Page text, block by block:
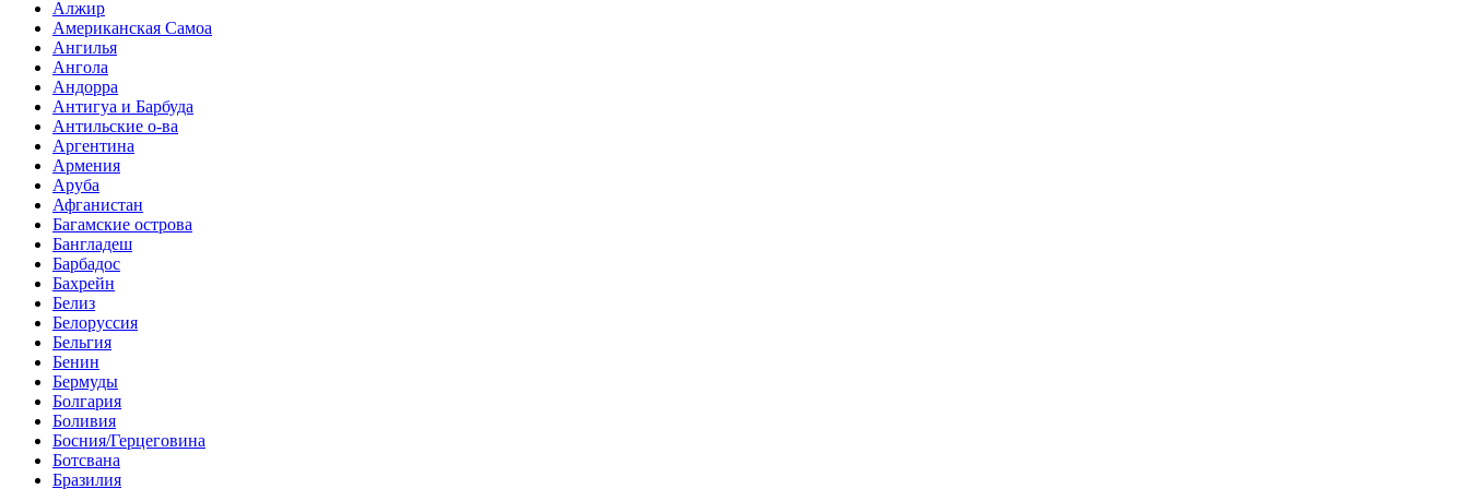
Алжир
Американская Самоа
Ангилья
Ангола
Андорра
Антигуа и Барбуда
Антильские о-ва
Аргентина
Армения
Аруба
Афганистан
Багамские острова
Бангладеш
Барбадос
Бахрейн
Белиз
Белоруссия
Бельгия
Бенин
Бермуды
Болгария
Боливия
Босния/Герцеговина
Ботсвана
Бразилия